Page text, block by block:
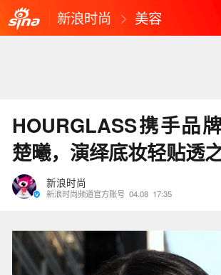
新浪时尚 美容
HOURGLASS携手品
楚曦，演绎底妆轻贴透
新浪时尚
新浪时尚频道官方账号 04.08 17:35